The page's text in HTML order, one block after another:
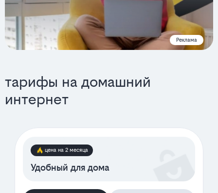
Реклама
тарифы на домашний
интернет
цена на 2 месяца
Удобный для дома